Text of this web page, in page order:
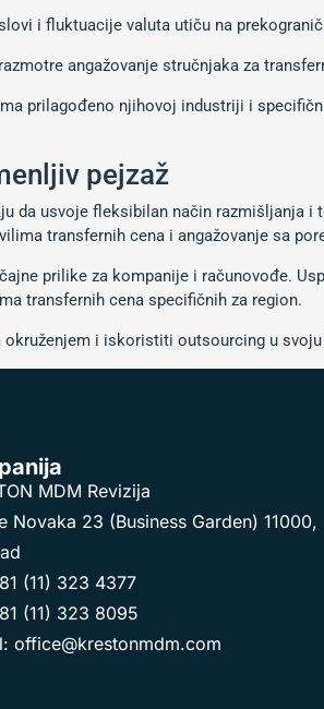
i fluktuacije valuta utiču na
angažovanje stručnjaka za
prilagođeno njihovoj industriji i
pejzaž
da usvoje fleksibilan način razmišljanja
transfernih cena i angažovanje sa
prilike za kompanije i računovođe.
transfernih cena specifičnih za region.
okruženjem i iskoristiti outsourcing u
MDM Revizija
Novaka 23 (Business Garden) 11000,
(11) 323 4377
(11) 323 8095
office@krestonmdm.com